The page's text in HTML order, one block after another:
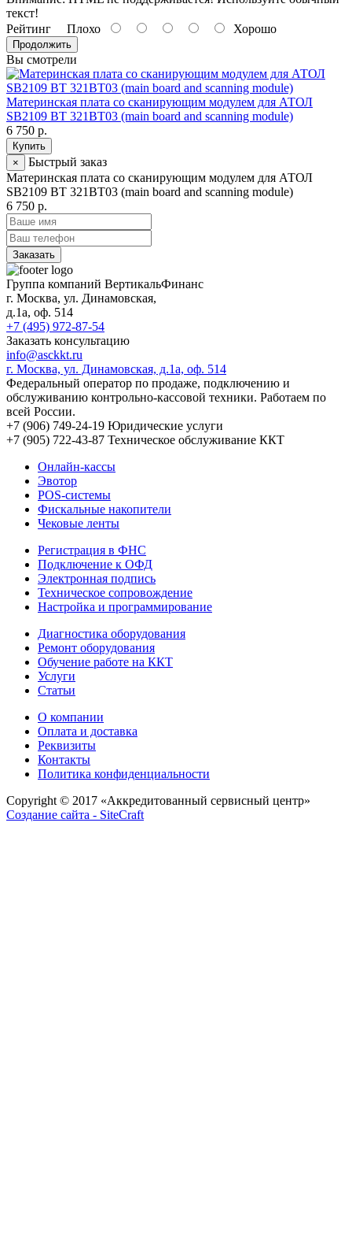
текст!
Рейтинг Плохо Хорошо
Продолжить
Вы смотрели
Материнская плата со сканирующим модулем для АТОЛ
SB2109 BT 321BT03 (main board and scanning module)
6 750 р.
Купить
×
Быстрый заказ
Материнская плата со сканирующим модулем для АТОЛ
SB2109 BT 321BT03 (main board and scanning module)
6 750 р.
Заказать
Группа компаний ВертикальФинанс
г. Москва, ул. Динамовская,
д.1а, оф. 514
+7 (495) 972-87-54
Заказать консультацию
info@asckkt.ru
г. Москва, ул. Динамовская, д.1а, оф. 514
Федеральный оператор по продаже, подключению и
обслуживанию контрольно-кассовой техники. Работаем по
всей России.
+7 (906) 749-24-19 Юридические услуги
+7 (905) 722-43-87 Техническое обслуживание ККТ
Онлайн-кассы
Эвотор
POS-системы
Фискальные накопители
Чековые ленты
Регистрация в ФНС
Подключение к ОФД
Электронная подпись
Техническое сопровождение
Настройка и программирование
Диагностика оборудования
Ремонт оборудования
Обучение работе на ККТ
Услуги
Статьи
О компании
Оплата и доставка
Реквизиты
Контакты
Политика конфиденциальности
Copyright © 2017 «Аккредитованный сервисный центр»
Создание сайта - SiteCraft